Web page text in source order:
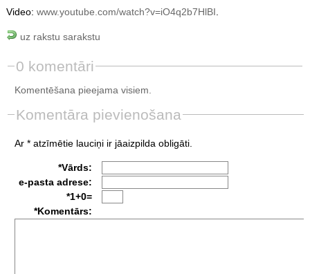
Video: www.youtube.com/watch?v=iO4q2b7HlBI
uz rakstu sarakstu
0 komentāri
Komentēšana pieejama visiem.
Komentāra pievienošana
Ar * atzīmētie lauciņi ir jāaizpilda obligāti.
*Vārds:
e-pasta adrese:
*1+0=
*Komentārs: